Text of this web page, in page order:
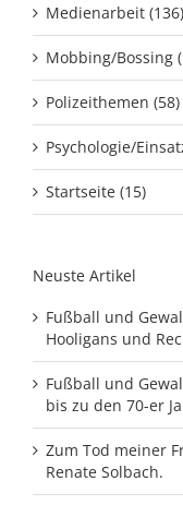
Medienarbeit (136)
Mobbing/Bossing
Polizeithemen (58)
Psychologie/
Startseite (15)
Neuste Artikel
Fußball und
Hooligans und
Fußball und
bis zu den 70-er
Zum Tod meiner
Renate Solbach.